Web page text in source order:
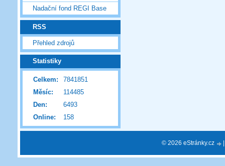
Nadační fond REGI Base
RSS
Přehled zdrojů
Statistiky
Online: 158
Celkem:
7841851
Měsíc:
114485
Den:
6493
© 2026 eStránky.cz